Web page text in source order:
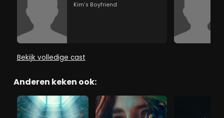
Kim's Boyfriend
Bekijk volledige cast
Anderen keken ook: